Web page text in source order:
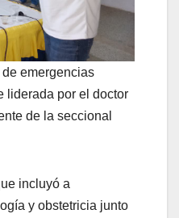
emergencias
liderada por el doctor
de la seccional
incluyó a
y obstetricia junto